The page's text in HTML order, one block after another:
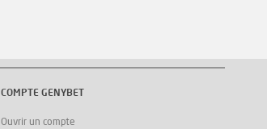
COMPTE GENYBET
Ouvrir un compte